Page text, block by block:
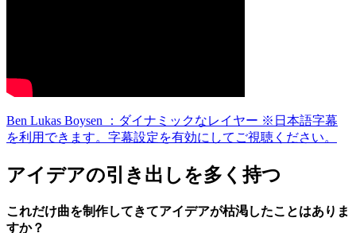
Ben Lukas Boysen ：ダイナミックなレイヤー ※日本語字幕
を利用できます。字幕設定を有効にしてご視聴ください。
アイデアの引き出しを多く持つ
これだけ曲を制作してきてアイデアが枯渇したことはありま
すか？